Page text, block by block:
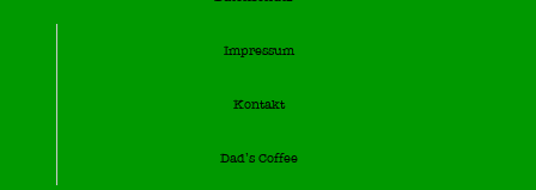
Impressum
Kontakt
Dad’s Coffee